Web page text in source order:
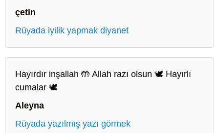
çetin
Rüyada iyilik yapmak diyanet
Hayırdır inşallah 🤲 Allah razı olsun 🕊️ Hayırlı
cumalar 🕊️
Aleyna
Rüyada yazılmış yazı görmek